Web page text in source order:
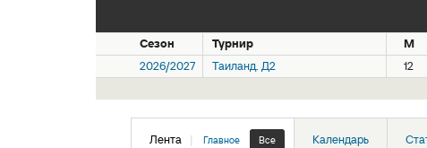
Сезон Турнир М
2026/2027
Таиланд. Д2 12
Лента | Главное Все Календарь